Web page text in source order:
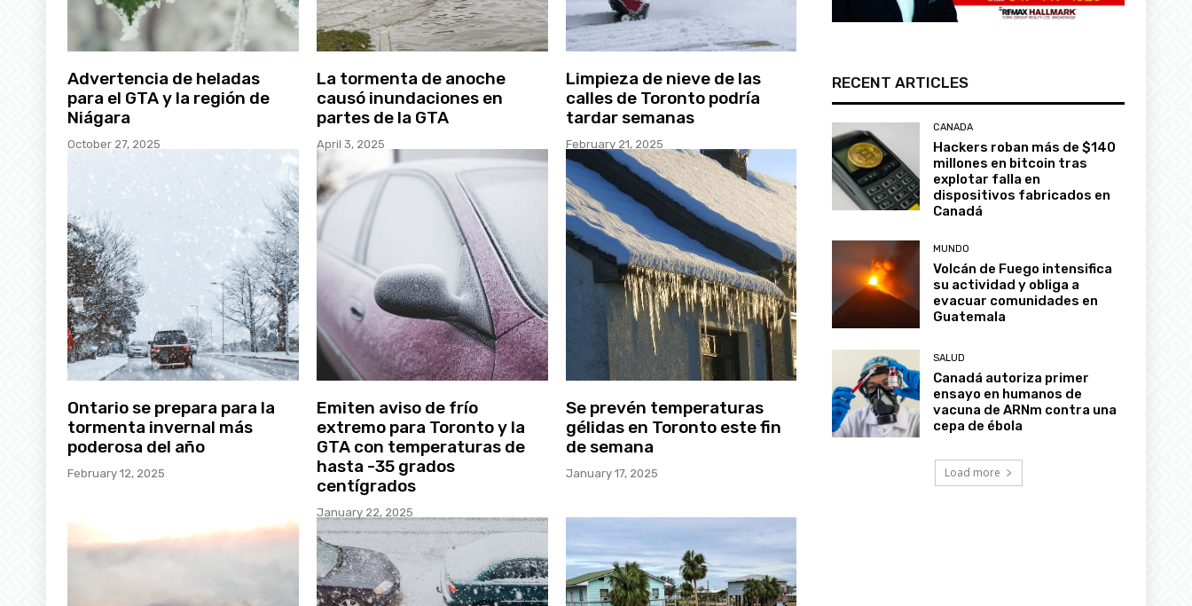
Advertencia de heladas
para el GTA y la región de
Niágara
October 27, 2025
La tormenta de anoche
causó inundaciones en
partes de la GTA
April 3, 2025
Limpieza de nieve de las
calles de Toronto podría
tardar semanas
February 21, 2025
Ontario se prepara para la
tormenta invernal más
poderosa del año
February 12, 2025
Emiten aviso de frío
extremo para Toronto y la
GTA con temperaturas de
hasta -35 grados
centígrados
January 22, 2025
Se prevén temperaturas
gélidas en Toronto este fin
de semana
January 17, 2025
RECENT ARTICLES
CANADA
Hackers roban más de $140
millones en bitcoin tras
explotar falla en
dispositivos fabricados en
Canadá
MUNDO
Volcán de Fuego intensifica
su actividad y obliga a
evacuar comunidades en
Guatemala
SALUD
Canadá autoriza primer
ensayo en humanos de
vacuna de ARNm contra una
cepa de ébola
Load more